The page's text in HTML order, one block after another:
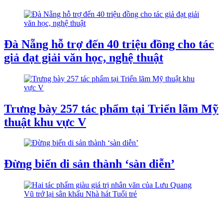
Đà Nẵng hỗ trợ đến 40 triệu đồng cho tác
giả đạt giải văn học, nghệ thuật
Trưng bày 257 tác phẩm tại Triển lãm Mỹ
thuật khu vực V
Đừng biến di sản thành ‘sàn diễn’